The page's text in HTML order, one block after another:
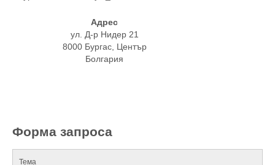
Адрес
ул. Д-р Нидер 21
8000 Бургас, Център
Болгария
Форма запроса
Тема